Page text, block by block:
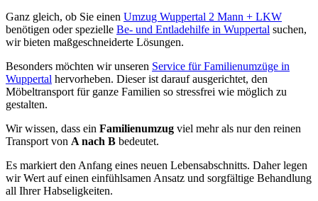
Ganz gleich, ob Sie einen Umzug Wuppertal 2 Mann + LKW
benötigen oder spezielle Be- und Entladehilfe in Wuppertal suchen,
wir bieten maßgeschneiderte Lösungen.
Besonders möchten wir unseren Service für Familienumzüge in
Wuppertal hervorheben. Dieser ist darauf ausgerichtet, den
Möbeltransport für ganze Familien so stressfrei wie möglich zu
gestalten.
Wir wissen, dass ein Familienumzug viel mehr als nur den reinen
Transport von A nach B bedeutet.
Es markiert den Anfang eines neuen Lebensabschnitts. Daher legen
wir Wert auf einen einfühlsamen Ansatz und sorgfältige Behandlung
all Ihrer Habseligkeiten.